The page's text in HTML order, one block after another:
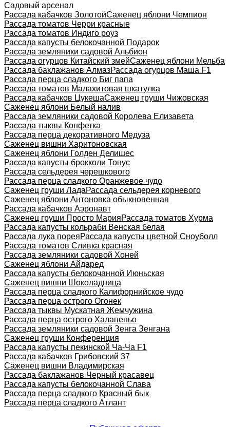
Садовый арсенал
Рассада кабачков ЗолотойСаженец яблони Чемпион
Рассада томатов Черри красные
Рассада томатов Индиго роуз
Рассада капусты белокочанной Подарок
Рассада земляники садовой Альбион
Рассада огурцов Китайский змейСаженец яблони Мельба
Рассада баклажанов АлмазРассада огурцов Маша F1
Рассада перца сладкого Биг папа
Рассада томатов Малахитовая шкатулка
Рассада кабачков ЦукешаСаженец груши Чижовская
Саженец яблони Белый налив
Рассада земляники садовой Королева Елизавета
Рассада тыквы Конфетка
Рассада перца декоративного Медуза
Саженец вишни Харитоновская
Саженец яблони Голден Делишес
Рассада капусты брокколи Тонус
Рассада сельдерея черешкового
Рассада перца сладкого Оранжевое чудо
Саженец груши ЛадаРассада сельдерея корневого
Саженец яблони Антоновка обыкновенная
Рассада кабачков Аэронавт
Саженец груши Просто МарияРассада томатов Хурма
Рассада капусты кольраби Венская белая
Рассада лука пореяРассада капусты цветной Сноуболл
Рассада томатов Сливка красная
Рассада земляники садовой Хоней
Саженец яблони Айдаред
Рассада капусты белокочанной Июньская
Саженец вишни Шоколадница
Рассада перца сладкого Калифорнийское чудо
Рассада перца острого Огонек
Рассада тыквы Мускатная Жемчужина
Рассада перца острого Халапеньо
Рассада земляники садовой Зенга Зенгана
Саженец груши Конференция
Рассада капусты пекинской Ча-Ча F1
Рассада кабачков Грибовский 37
Саженец вишни Владимирская
Рассада баклажанов Черный красавец
Рассада капусты белокочанной Слава
Рассада перца сладкого Красный бык
Рассада перца сладкого Атлант